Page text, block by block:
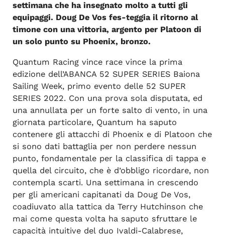
settimana che ha insegnato molto a tutti gli
equipaggi. Doug De Vos fes-teggia il ritorno al
timone con una vittoria, argento per Platoon di
un solo punto su Phoenix, bronzo.
Quantum Racing vince race vince la prima
edizione dell’ABANCA 52 SUPER SERIES Baiona
Sailing Week, primo evento delle 52 SUPER
SERIES 2022. Con una prova sola disputata, ed
una annullata per un forte salto di vento, in una
giornata particolare, Quantum ha saputo
contenere gli attacchi di Phoenix e di Platoon che
si sono dati battaglia per non perdere nessun
punto, fondamentale per la classifica di tappa e
quella del circuito, che è d’obbligo ricordare, non
contempla scarti. Una settimana in crescendo
per gli americani capitanati da Doug De Vos,
coadiuvato alla tattica da Terry Hutchinson che
mai come questa volta ha saputo sfruttare le
capacità intuitive del duo Ivaldi-Calabrese,